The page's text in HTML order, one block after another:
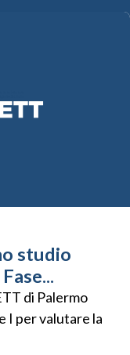
studio
di Palermo
I per valutare la